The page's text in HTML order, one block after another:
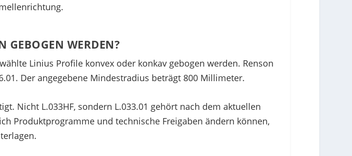
GEBOGEN WERDEN?
Linius Profile konvex oder konkav gebogen werden. Renson
Der angegebene Mindestradius beträgt 800 Millimeter.
Nicht L.033HF, sondern L.033.01 gehört nach dem aktuellen
Produktprogramme und technische Freigaben ändern können,